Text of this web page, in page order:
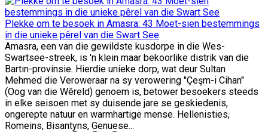
Plekke om te besoek in Amasra: 43 Moet-sien bestemmings
in die unieke pêrel van die Swart See
Amasra, een van die gewildste kusdorpe in die Wes-
Swartsee-streek, is 'n klein maar bekoorlike distrik van die
Bartın-provinsie. Hierdie unieke dorp, wat deur Sultan
Mehmed die Veroweraar na sy verowering "Çeşm-i Cihan"
(Oog van die Wêreld) genoem is, betower besoekers steeds
in elke seisoen met sy duisende jare se geskiedenis,
ongerepte natuur en warmhartige mense. Hellenisties,
Romeins, Bisantyns, Genuese...